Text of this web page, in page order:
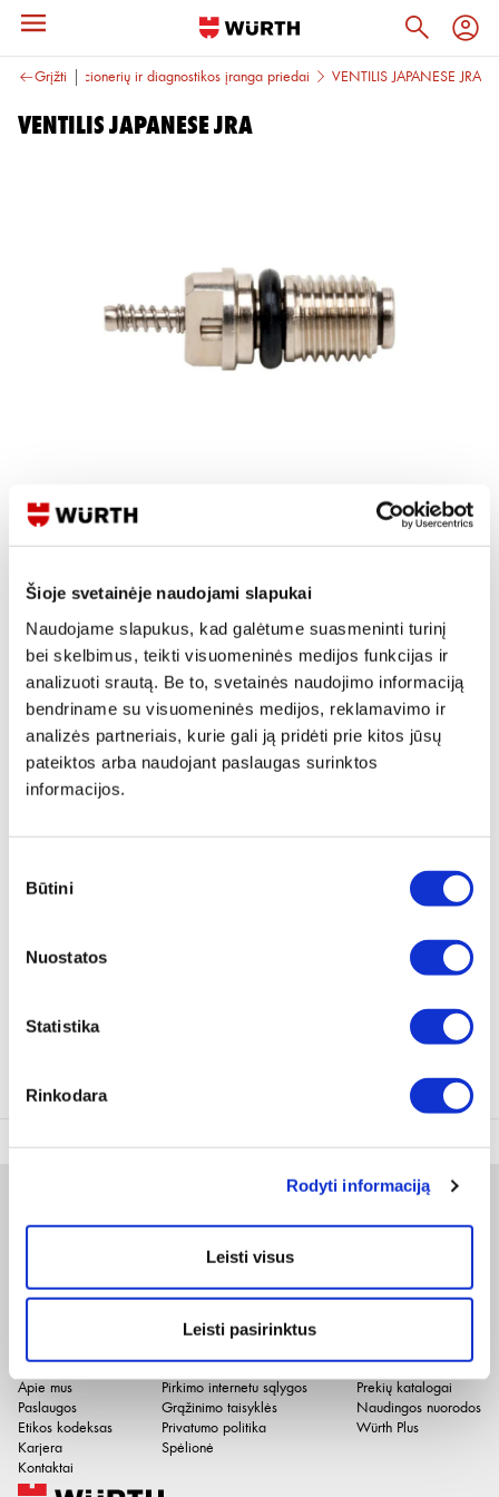
Šioje svetainėje naudojami slapukai
Naudojame slapukus, kad galėtume suasmeninti turinį
bei skelbimus, teikti visuomeninės medijos funkcijas ir
analizuoti srautą. Be to, svetainės naudojimo informaciją
bendriname su visuomeninės medijos, reklamavimo ir
analizės partneriais, kurie gali ją pridėti prie kitos jūsų
pateiktos arba naudojant paslaugas surinktos
informacijos.
pasirinkimas
Būtini
Nuostatos
Statistika
Rinkodara
Rodyti informaciją
Leisti visus
Leisti pasirinktus
GrįžtiKondicionerių ir diagnostikos įranga priedai VENTILIS JAPANESE JRA
VENTILIS JAPANESE JRA
Skaityti produkto aprašymą
Produkto Nr. 0764 000 055 EAN 4024835822053
Kainos matomos tik registruotiems vartotojams.
Prisijungti / Registruotis
Rašyti užklausą
Reikia daugiau informacijos?
Rodyti artimiausią parduotuvę
Apie mus
Paslaugos
Etikos kodeksas
Karjera
Kontaktai
Pirkimo internetu sąlygos
Grąžinimo taisyklės
Privatumo politika
Spėlionė
Prekių katalogai
Naudingos nuorodos
Würth Plus
Naujienlaiškis
Pateikdami el. paštą sutinkate gauti tiesioginę rinkodarą.